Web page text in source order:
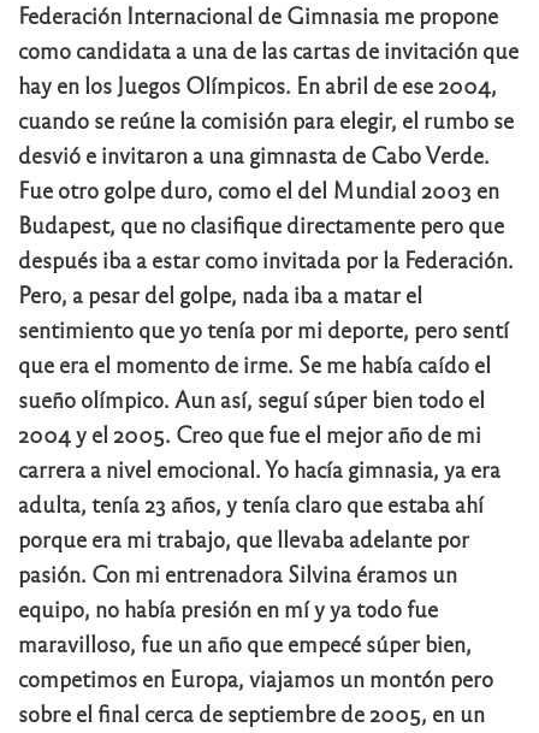
Federación Internacional de Gimnasia me propone
como candidata a una de las cartas de invitación que
hay en los Juegos Olímpicos. En abril de ese 2004,
cuando se reúne la comisión para elegir, el rumbo se
desvió e invitaron a una gimnasta de Cabo Verde.
Fue otro golpe duro, como el del Mundial 2003 en
Budapest, que no clasifique directamente pero que
después iba a estar como invitada por la Federación.
Pero, a pesar del golpe, nada iba a matar el
sentimiento que yo tenía por mi deporte, pero sentí
que era el momento de irme. Se me había caído el
sueño olímpico. Aun así, seguí súper bien todo el
2004 y el 2005. Creo que fue el mejor año de mi
carrera a nivel emocional. Yo hacía gimnasia, ya era
adulta, tenía 23 años, y tenía claro que estaba ahí
porque era mi trabajo, que llevaba adelante por
pasión. Con mi entrenadora Silvina éramos un
equipo, no había presión en mí y ya todo fue
maravilloso, fue un año que empecé súper bien,
competimos en Europa, viajamos un montón pero
sobre el final cerca de septiembre de 2005, en un